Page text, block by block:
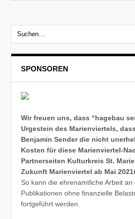
SPONSOREN
Wir freuen uns, dass “hagebau
Urgestein des Marienviertels,
Benjamin Sender die nicht
Kosten für diese Marienviertel-
Partnerseiten Kulturkreis St.
Zukunft Marienviertel ab Mai
So kann die ehrenamtliche Arbeit an
Publikationen ohne finanzielle
fortgeführt werden.